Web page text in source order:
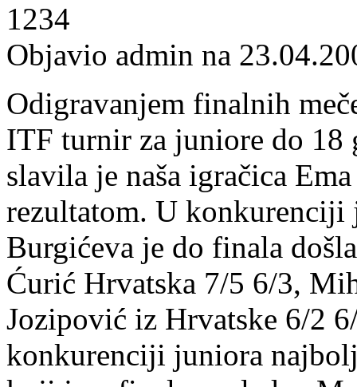
1234
Objavio admin na
Odigravanjem finalnih
ITF turnir za juniore do
slavila je naša igračica
rezultatom. U
Burgićeva je do finala
Ćurić Hrvatska 7/5 6/3,
Jozipović iz Hrvatske 6/2
konkurenciji juniora